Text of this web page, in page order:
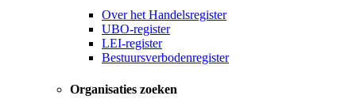
Over het Handelsregister
UBO-register
LEI-register
Bestuursverbodenregister
Organisaties zoeken